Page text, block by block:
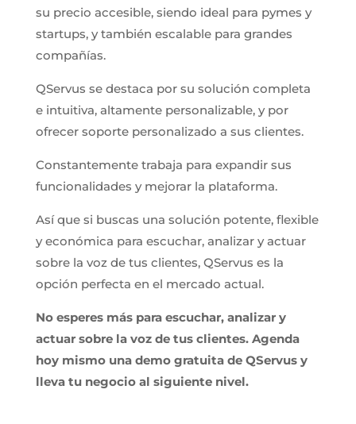
su precio accesible, siendo ideal para pymes y
startups, y también escalable para grandes
compañías.
QServus se destaca por su solución completa
e intuitiva, altamente personalizable, y por
ofrecer soporte personalizado a sus clientes.
Constantemente trabaja para expandir sus
funcionalidades y mejorar la plataforma.
Así que si buscas una solución potente, flexible
y económica para escuchar, analizar y actuar
sobre la voz de tus clientes, QServus es la
opción perfecta en el mercado actual.
No esperes más para escuchar, analizar y
actuar sobre la voz de tus clientes. Agenda
hoy mismo una demo gratuita de QServus y
lleva tu negocio al siguiente nivel.